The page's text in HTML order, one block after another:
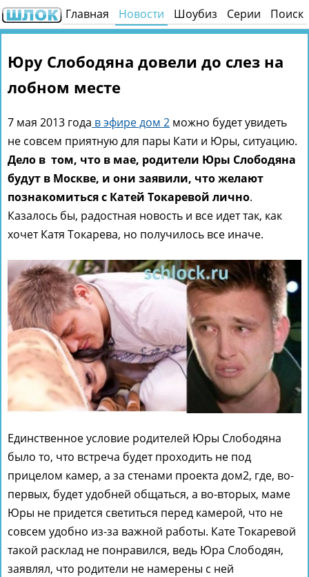
Главная Новости Шоубиз Серии Поиск
Юру Слободяна довели до слез на
лобном месте
7 мая 2013 года в эфире дом 2 можно будет увидеть
не совсем приятную для пары Кати и Юры, ситуацию.
Дело в том, что в мае, родители Юры Слободяна
будут в Москве, и они заявили, что желают
познакомиться с Катей Токаревой лично.
Казалось бы, радостная новость и все идет так, как
хочет Катя Токарева, но получилось все иначе.
Единственное условие родителей Юры Слободяна
было то, что встреча будет проходить не под
прицелом камер, а за стенами проекта дом2, где, во-
первых, будет удобней общаться, а во-вторых, маме
Юры не придется светиться перед камерой, что не
совсем удобно из-за важной работы. Кате Токаревой
такой расклад не понравился, ведь Юра Слободян,
заявлял, что родители не намерены с ней